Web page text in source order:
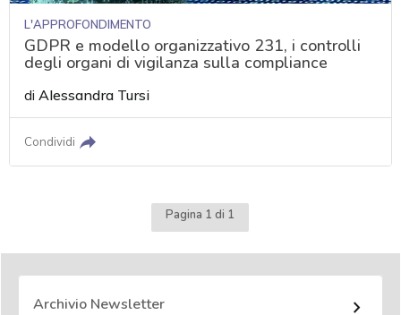
L'APPROFONDIMENTO
GDPR e modello organizzativo 231, i controlli
degli organi di vigilanza sulla compliance
diAlessandra Tursi
Condividi
Pagina 1 di 1
Archivio Newsletter